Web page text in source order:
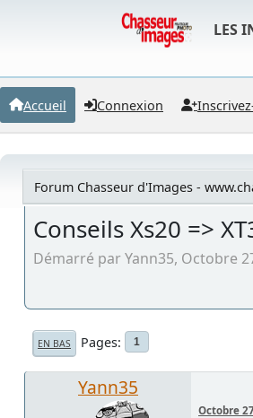
LES
Accueil Connexion
Forum Chasseur d'Images -
Conseils Xs20 =>
Démarré par Yann35, Octobre
EN BAS Pages 1
Yann35
Octobre